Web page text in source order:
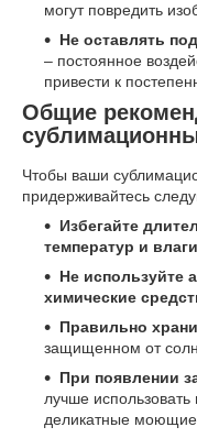
могут повредить
Не оставлять
– постоянное
привести к
Общие
Чтобы ваши
придерживайтесь
Избегайте
температур и влаги
Не используйте
химические
Правильно
защищенном от
При появлении
лучше
деликатные моющие